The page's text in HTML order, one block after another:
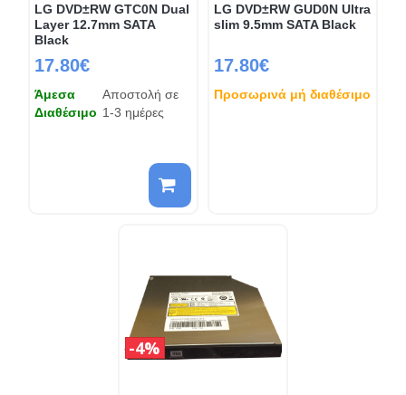
LG DVD±RW GTC0N Dual
Layer 12.7mm SATA
Black
17.80€
Άμεσα
Διαθέσιμο
Αποστολή σε
1-3 ημέρες
LG DVD±RW GUD0N Ultra
slim 9.5mm SATA Black
17.80€
Προσωρινά μή διαθέσιμο
4%